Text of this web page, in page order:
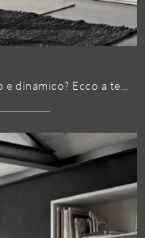
Vuoi ammobiliare un soggiorno pratico e dinamico? Ecco a te la parete attrezzata Lapis LX03 Spar dalle forme decise moderne.